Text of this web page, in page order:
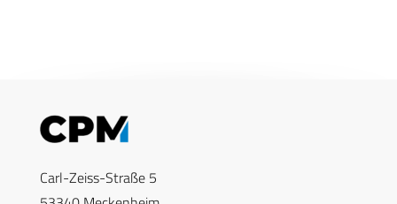
Carl-Zeiss-Straße 5